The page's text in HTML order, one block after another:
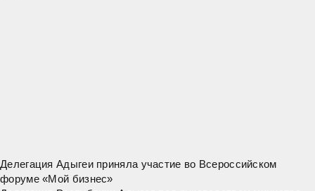
Делегация Адыгеи приняла участие во Всероссийском
форуме «Мой бизнес»